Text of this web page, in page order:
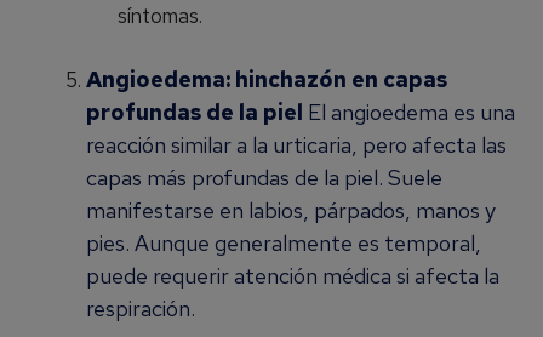
síntomas.
Angioedema: hinchazón en capas
profundas de la piel El angioedema es una
reacción similar a la urticaria, pero afecta las
capas más profundas de la piel. Suele
manifestarse en labios, párpados, manos y
pies. Aunque generalmente es temporal,
puede requerir atención médica si afecta la
respiración.